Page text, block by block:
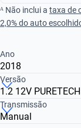
ᴬ Não inclui a taxa de
2,0% do auto
Ano
2018
2015
R$ 41.399
Versão
1.2 12V
Transmissão
Manual